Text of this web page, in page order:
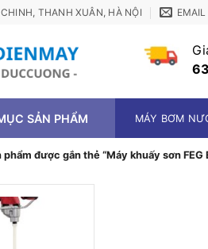
THANH XUÂN, HÀ NỘI EMAIL
SẢN PHẨM MÁY BƠM
phẩm được gắn thẻ “Máy khuấy sơn FEG